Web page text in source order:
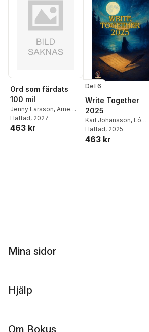
Ord som färdats
100 mil
Jenny Larsson, Arne
Wester
Häftad, 2027
463 kr
Del 6
Write Together
2025
Karl Johansson, Ló
Ke'oni, Carina Persson
Häftad, 2025
463 kr
Mina sidor
Hjälp
Om Bokus